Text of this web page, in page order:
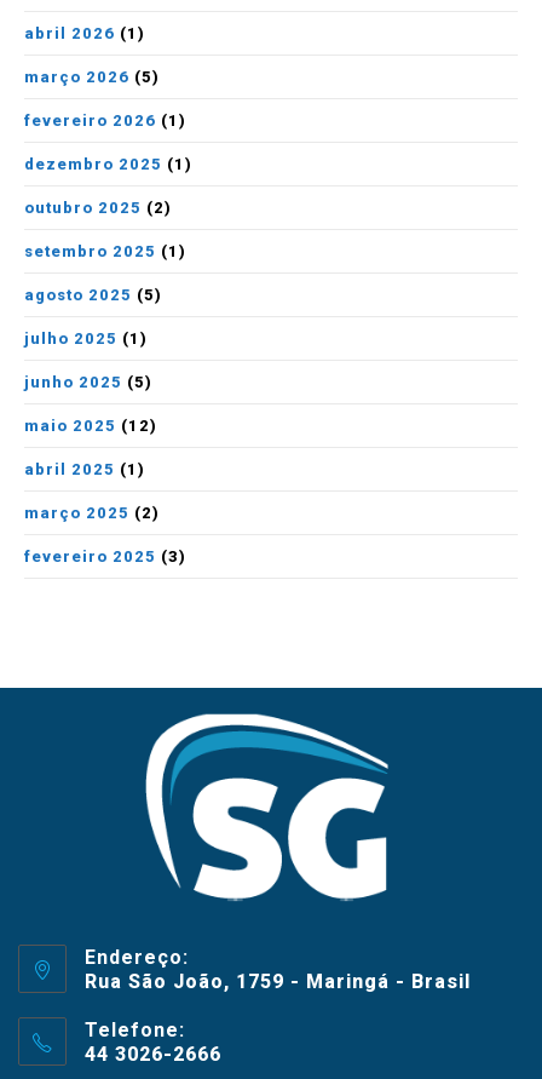
abril 2026 (1)
março 2026 (5)
fevereiro 2026 (1)
dezembro 2025 (1)
outubro 2025 (2)
setembro 2025 (1)
agosto 2025 (5)
julho 2025 (1)
junho 2025 (5)
maio 2025 (12)
abril 2025 (1)
março 2025 (2)
fevereiro 2025 (3)
Endereço:
Rua São João, 1759 - Maringá - Brasil
Telefone:
44 3026-2666